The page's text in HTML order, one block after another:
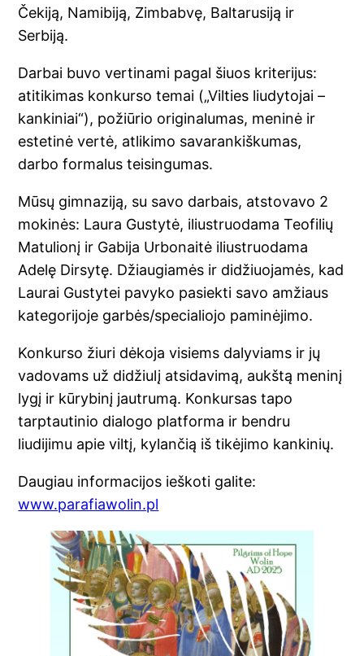
Čekiją, Namibiją, Zimbabvę, Baltarusiją ir
Serbiją.
Darbai buvo vertinami pagal šiuos kriterijus:
atitikimas konkurso temai („Vilties liudytojai –
kankiniai“), požiūrio originalumas, meninė ir
estetinė vertė, atlikimo savarankiškumas,
darbo formalus teisingumas.
Mūsų gimnaziją, su savo darbais, atstovavo 2
mokinės: Laura Gustytė, iliustruodama Teofilių
Matulionį ir Gabija Urbonaitė iliustruodama
Adelę Dirsytę. Džiaugiamės ir didžiuojamės, kad
Laurai Gustytei pavyko pasiekti savo amžiaus
kategorijoje garbės/specialiojo paminėjimo.
Konkurso žiuri dėkoja visiems dalyviams ir jų
vadovams už didžiulį atsidavimą, aukštą meninį
lygį ir kūrybinį jautrumą. Konkursas tapo
tarptautinio dialogo platforma ir bendru
liudijimu apie viltį, kylančią iš tikėjimo kankinių.
Daugiau informacijos ieškoti galite:
www.parafiawolin.pl